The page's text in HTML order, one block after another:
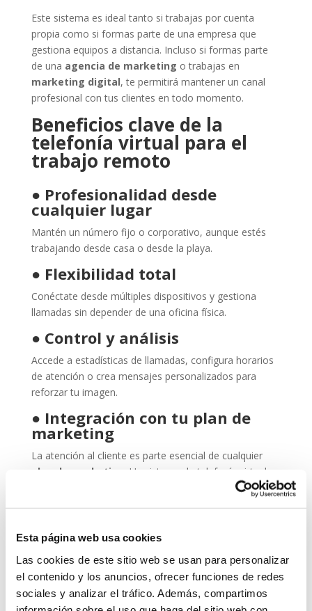
Esta página web usa cookies
Las cookies de este sitio web se usan para personalizar
el contenido y los anuncios, ofrecer funciones de redes
sociales y analizar el tráfico. Además, compartimos
Este sistema es ideal tanto si trabajas por cuenta
propia como si formas parte de una empresa que
gestiona equipos a distancia. Incluso si formas parte
de una agencia de marketing o trabajas en
marketing digital, te permitirá mantener un canal
profesional con tus clientes en todo momento.
Beneficios clave de la
telefonía virtual para el
trabajo remoto
● Profesionalidad desde
cualquier lugar
Mantén un número fijo o corporativo, aunque estés
trabajando desde casa o desde la playa.
● Flexibilidad total
Conéctate desde múltiples dispositivos y gestiona
llamadas sin depender de una oficina física.
● Control y análisis
Accede a estadísticas de llamadas, configura horarios
de atención o crea mensajes personalizados para
reforzar tu imagen.
● Integración con tu plan de
marketing
La atención al cliente es parte esencial de cualquier
plan de marketing
. Un sistema de telefonía virtual
bien configurado mejora la experiencia del usuario y
¿Para quién es ideal esta
solución?
La telefonía virtual es perfecta para:
Autónomos y freelancers que quieren una imagen